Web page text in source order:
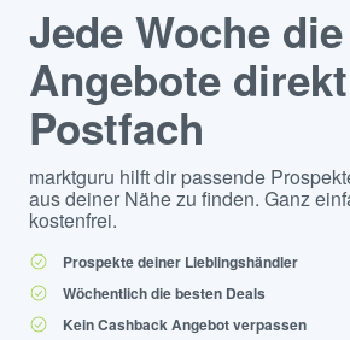
Jede Woche
Angebote
Postfach
marktguru hilft dir passende
aus deiner Nähe zu finden. Ganz
kostenfrei.
Prospekte deiner Lieblingshändler
Wöchentlich die besten Deals
Kein Cashback Angebot verpassen